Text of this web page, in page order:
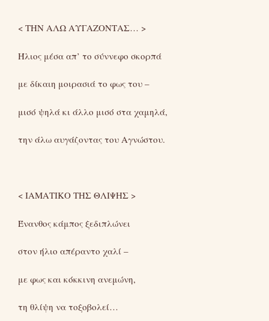
< ΤΗΝ ΑΛΩ ΑΥΓΑΖΟΝΤΑΣ… >
Ήλιος μέσα απ’ το σύννεφο σκορπά
με δίκαιη μοιρασιά το φως του –
μισό ψηλά κι άλλο μισό στα χαμηλά,
την άλω αυγάζοντας του Αγνώστου.
< ΙΑΜΑΤΙΚΟ ΤΗΣ ΘΛΙΨΗΣ >
Ένανθος κάμπος ξεδιπλώνει
στον ήλιο απέραντο χαλί –
με φως και κόκκινη ανεμώνη,
τη θλίψη να τοξοβολεί…